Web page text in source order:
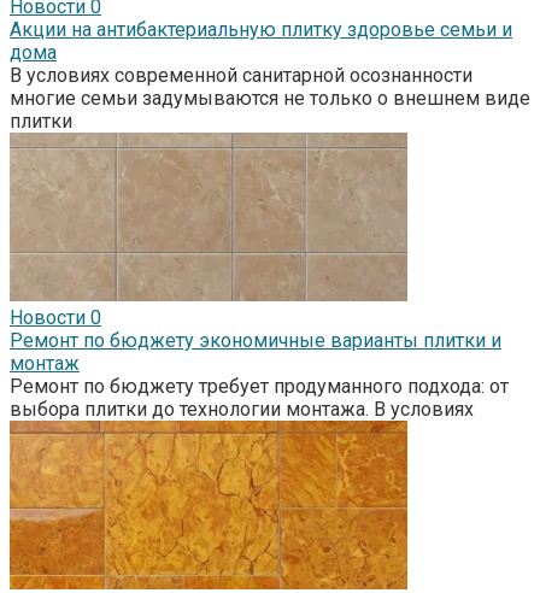
Новости 0
Акции на антибактериальную плитку здоровье семьи и
дома
В условиях современной санитарной осознанности
многие семьи задумываются не только о внешнем виде
плитки
Новости 0
Ремонт по бюджету экономичные варианты плитки и
монтаж
Ремонт по бюджету требует продуманного подхода: от
выбора плитки до технологии монтажа. В условиях